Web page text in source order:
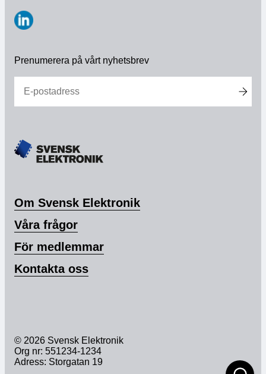
Prenumerera på vårt nyhetsbrev
Om Svensk Elektronik
Våra frågor
För medlemmar
Kontakta oss
© 2026 Svensk Elektronik
Org nr: 551234-1234
Adress: Storgatan 19